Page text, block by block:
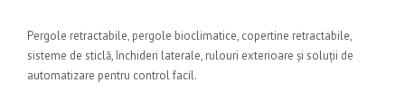
Pergole retractabile, pergole bioclimatice, copertine retractabile,
sisteme de sticlă, închideri laterale, rulouri exterioare și soluții de
automatizare pentru control facil.